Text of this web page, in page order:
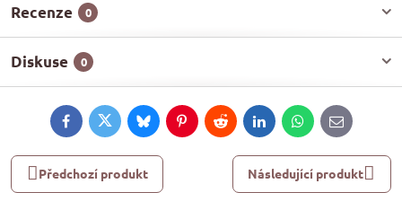
Recenze 0
Diskuse 0
FacebookTwitterBlueskyPinterestRedditLinkedInWhatsApp
E-
mail
Předchozí produkt Následující produkt